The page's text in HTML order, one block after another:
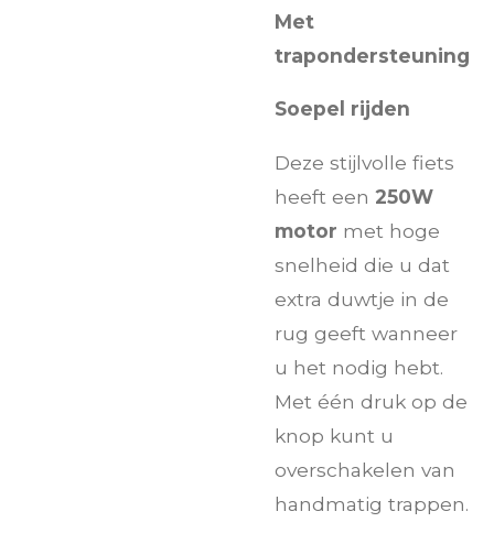
Met
trapondersteuning
Soepel rijden
Deze stijlvolle fiets
heeft een 250W
motor met hoge
snelheid die u dat
extra duwtje in de
rug geeft wanneer
u het nodig hebt.
Met één druk op de
knop kunt u
overschakelen van
handmatig trappen.